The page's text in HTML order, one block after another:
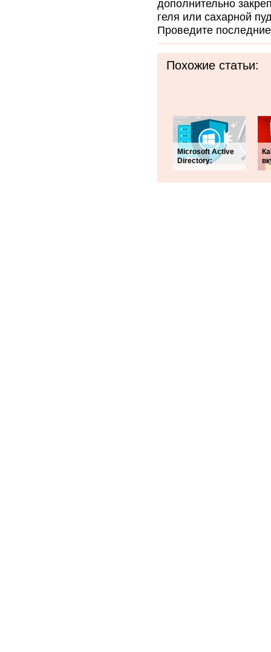
дополнительно
геля или сахарной
Проведите
Похожие статьи:
Microsoft Active
Directory: